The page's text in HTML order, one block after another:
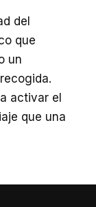
del
que
un
activar el
que una